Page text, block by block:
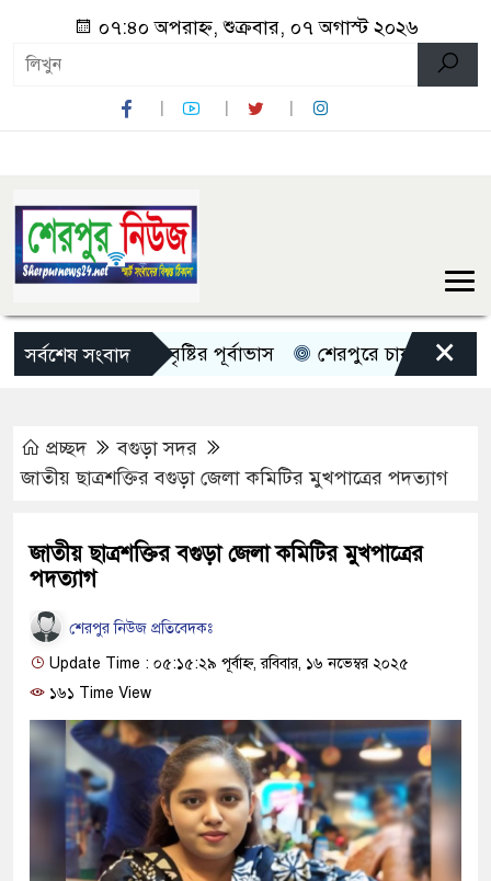
০৭:৪০ অপরাহ্ন, শুক্রবার, ০৭ অগাস্ট ২০২৬
সর্বশেষ সংবাদ
৫ দিন বৃষ্টির পূর্বাভাস শেরপুরে চায়না দুয়ারী জালে
×
প্রচ্ছদ
বগুড়া সদর
জাতীয় ছাত্রশক্তির বগুড়া জেলা কমিটির মুখপাত্রের পদত্যাগ
জাতীয় ছাত্রশক্তির বগুড়া জেলা কমিটির মুখপাত্রের
পদত্যাগ
শেরপুর নিউজ প্রতিবেদকঃ
Update Time : ০৫:১৫:২৯ পূর্বাহ্ন, রবিবার, ১৬ নভেম্বর ২০২৫
১৬১ Time View